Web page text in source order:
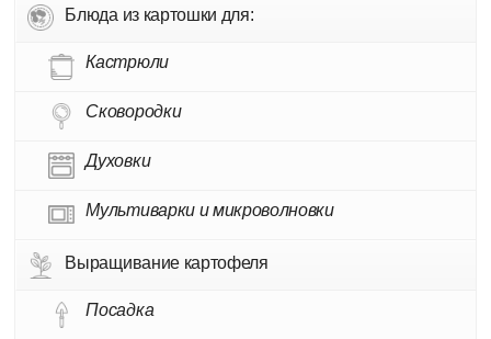
Блюда из картошки для:
Кастрюли
Сковородки
Духовки
Мультиварки и микроволновки
Выращивание картофеля
Посадка